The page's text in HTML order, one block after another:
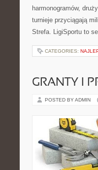
harmonogramów,
turnieje przyciągają
Strefa. LigiSportu to
CATEGORIES:
GRANTY I
POSTED BY ADMIN